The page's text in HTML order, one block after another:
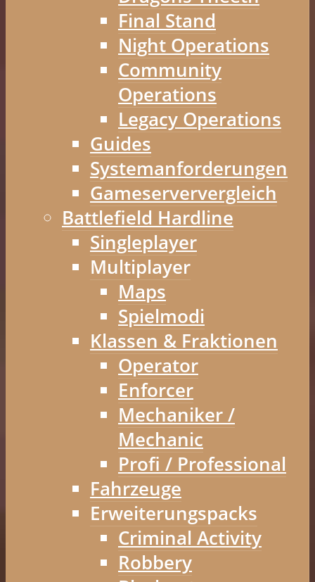
Final Stand
Night Operations
Community
Operations
Legacy Operations
Guides
Systemanforderungen
Gameserververgleich
Battlefield Hardline
Singleplayer
Multiplayer
Maps
Spielmodi
Klassen & Fraktionen
Operator
Enforcer
Mechaniker /
Mechanic
Profi / Professional
Fahrzeuge
Erweiterungspacks
Criminal Activity
Robbery